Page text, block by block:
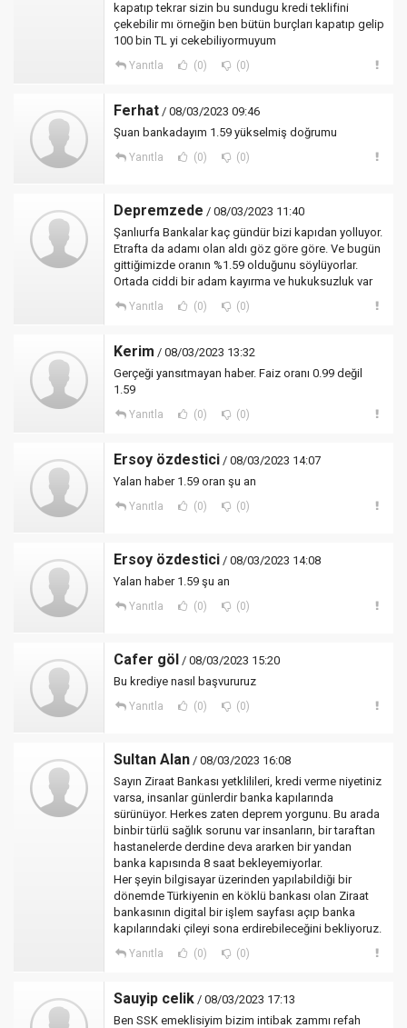
kapatıp tekrar sizin bu sundugu kredi teklifini
çekebilir mı örneğin ben bütün burçları kapatıp gelip
100 bin TL yi cekebiliyormuyum
Yanıtla (0) (0)
Ferhat / 08/03/2023 09:46
Şuan bankadayım 1.59 yükselmiş doğrumu
Yanıtla (0) (0)
Depremzede / 08/03/2023 11:40
Şanlıurfa Bankalar kaç gündür bizi kapıdan yolluyor.
Etrafta da adamı olan aldı göz göre göre. Ve bugün
gittiğimizde oranın %1.59 olduğunu söylüyorlar.
Ortada ciddi bir adam kayırma ve hukuksuzluk var
Yanıtla (0) (0)
Kerim / 08/03/2023 13:32
Gerçeği yansıtmayan haber. Faiz oranı 0.99 değil
1.59
Yanıtla (0) (0)
Ersoy özdestici / 08/03/2023 14:07
Yalan haber 1.59 oran şu an
Yanıtla (0) (0)
Ersoy özdestici / 08/03/2023 14:08
Yalan haber 1.59 şu an
Yanıtla (0) (0)
Cafer göl / 08/03/2023 15:20
Bu krediye nasıl başvururuz
Yanıtla (0) (0)
Sultan Alan / 08/03/2023 16:08
Sayın Ziraat Bankası yetklilileri, kredi verme niyetiniz
varsa, insanlar günlerdir banka kapılarında
sürünüyor. Herkes zaten deprem yorgunu. Bu arada
binbir türlü sağlık sorunu var insanların, bir taraftan
hastanelerde derdine deva ararken bir yandan
banka kapısında 8 saat bekleyemiyorlar.
Her şeyin bilgisayar üzerinden yapılabildiği bir
dönemde Türkiyenin en köklü bankası olan Ziraat
bankasının digital bir işlem sayfası açıp banka
kapılarındaki çileyi sona erdirebileceğini bekliyoruz.
Yanıtla (0) (0)
Sauyip celik / 08/03/2023 17:13
Ben SSK emeklisiyim bizim intibak zammı refah